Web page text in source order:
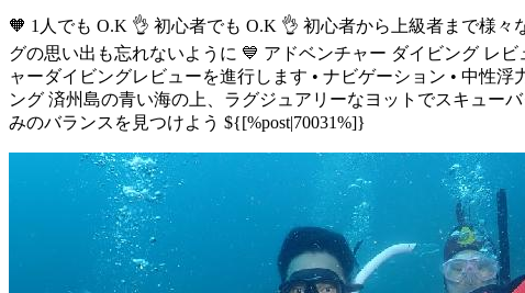
🧡 1人でも O.K 👌 初心者でも O.K 👌 初心者から上級者まで様
グの思い出も忘れないように 💙 アドベンチャー ダイビング レ
ャーダイビングレビューを進行します • ナビゲーション • 中性
ング 済州島の青い海の上、ラグジュアリーなヨットでスキュー
みのバランスを見つけよう ${[%post|70031%]}